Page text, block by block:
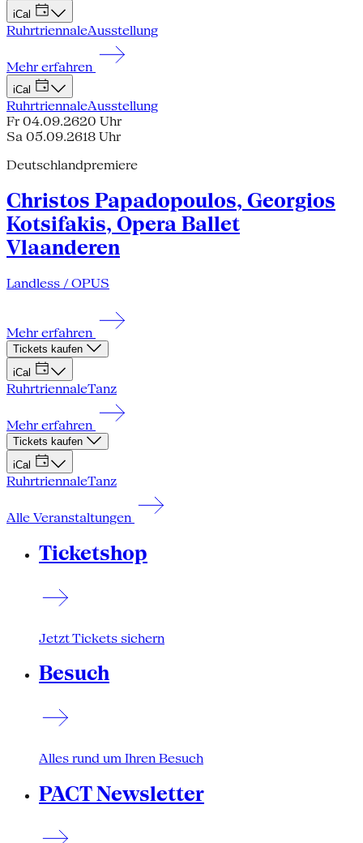
iCal
RuhrtriennaleAusstellung
Mehr erfahren
iCal
RuhrtriennaleAusstellung
Fr 04.09.2620 Uhr
Sa 05.09.2618 Uhr
Deutschlandpremiere
Christos Papadopoulos, Georgios
Kotsifakis, Opera Ballet
Vlaanderen
Landless / OPUS
Mehr erfahren
Tickets kaufen
iCal
RuhrtriennaleTanz
Mehr erfahren
Tickets kaufen
iCal
RuhrtriennaleTanz
Alle Veranstaltungen
Ticketshop
Jetzt Tickets sichern
Besuch
Alles rund um Ihren Besuch
PACT Newsletter